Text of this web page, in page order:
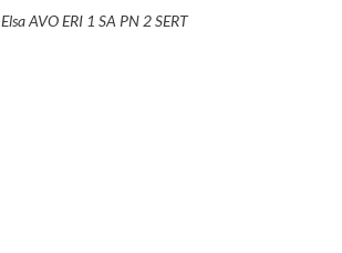
Elsa AVO ERI 1 SA PN 2 SERT